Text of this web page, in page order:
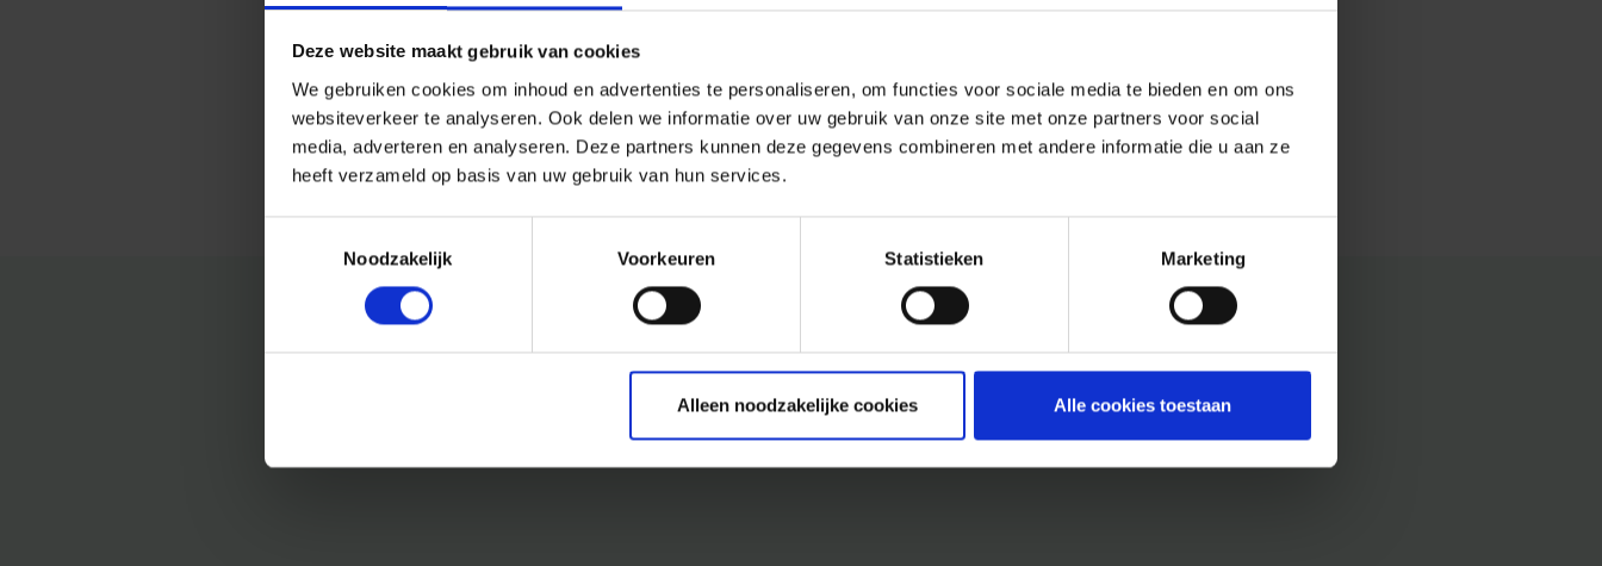
Deze website maakt gebruik van cookies
We gebruiken cookies om inhoud en advertenties te personaliseren, om functies voor sociale media te bieden en om ons
websiteverkeer te analyseren. Ook delen we informatie over uw gebruik van onze site met onze partners voor social
media, adverteren en analyseren. Deze partners kunnen deze gegevens combineren met andere informatie die u aan ze
heeft verzameld op basis van uw gebruik van hun services.
Noodzakelijk
Voorkeuren Statistieken Marketing
Alleen noodzakelijke cookies Alle cookies toestaan